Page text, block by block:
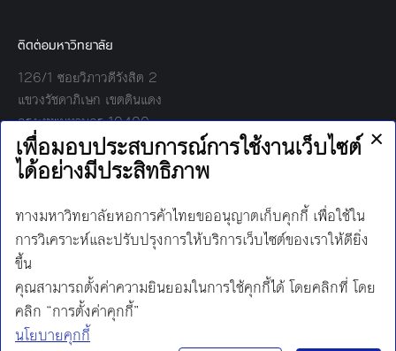
ติดต่อมหาวิทยาลัย
126/1 ซอยวิภาวดีรังสิต 2
แขวงรัชดาภิเษก เขตดินแดง
กรุงเทพมหานคร 10400
โทร:
02-697-6000
เวลาทำการ:
8.30 - 17.00
Facebook
TwitterYouTube
Instagram
LineMail
นโยบายการคุ้มครองข้อมูลส่วนบุคคล